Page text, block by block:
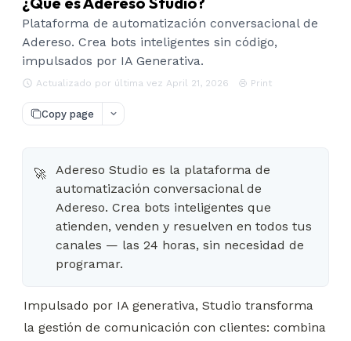
Plataforma de automatización conversacional de
Adereso. Crea bots inteligentes sin código,
impulsados por IA Generativa.
Actualizado por última vez April 21, 2026 Print
Copy page
🚀
Adereso Studio es la plataforma de
automatización conversacional de
Adereso. Crea bots inteligentes que
atienden, venden y resuelven en todos tus
canales — las 24 horas, sin necesidad de
programar.
Impulsado por IA generativa, Studio transforma
la gestión de comunicación con clientes: combina